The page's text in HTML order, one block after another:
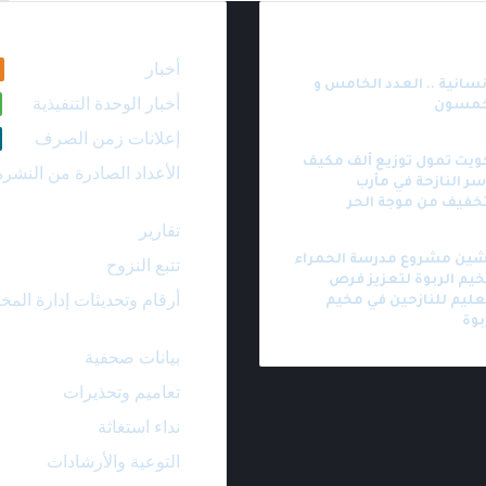
.. العدد الخامس و
تمول توزيع ألف مكيف
النازحة في مأرب
من موجة الحر
مشروع مدرسة الحمراء
الربوة لتعزيز فرص
للنازحين في مخيم
أخبار
أخبار الوحدة التنفيذية
إعلانات زمن الصرف
الأعداد الصادرة من
تقارير
تتبع النزوح
أرقام وتحديثات إدارة
بيانات صحفية
تعاميم وتحذيرات
نداء استغاثة
التوعية والأرشادات